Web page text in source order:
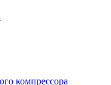
компрессора